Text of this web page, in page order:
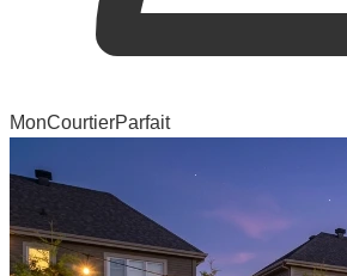
MonCourtierParfait